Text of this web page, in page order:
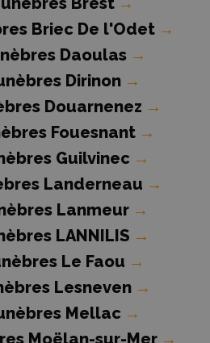
Briec De l'Odet →
Daoulas →
Dirinon →
Douarnenez →
Fouesnant →
Guilvinec →
Landerneau →
Lanmeur →
LANNILIS →
Le Faou →
Lesneven →
Mellac →
Moëlan-sur-Mer →